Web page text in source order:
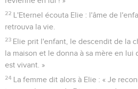
Tout le peuple s'approcha de lui. Elie
l'Eternel, qui avait été démoli.
31 Il prit 12 pierres, d'après le nombre
de Jacob, l’homme auquel l'Eternel
t’appelleras Israël. »
32 Avec ces pierres, il reconstruisit un
l'Eternel. Il fit autour de l'autel un